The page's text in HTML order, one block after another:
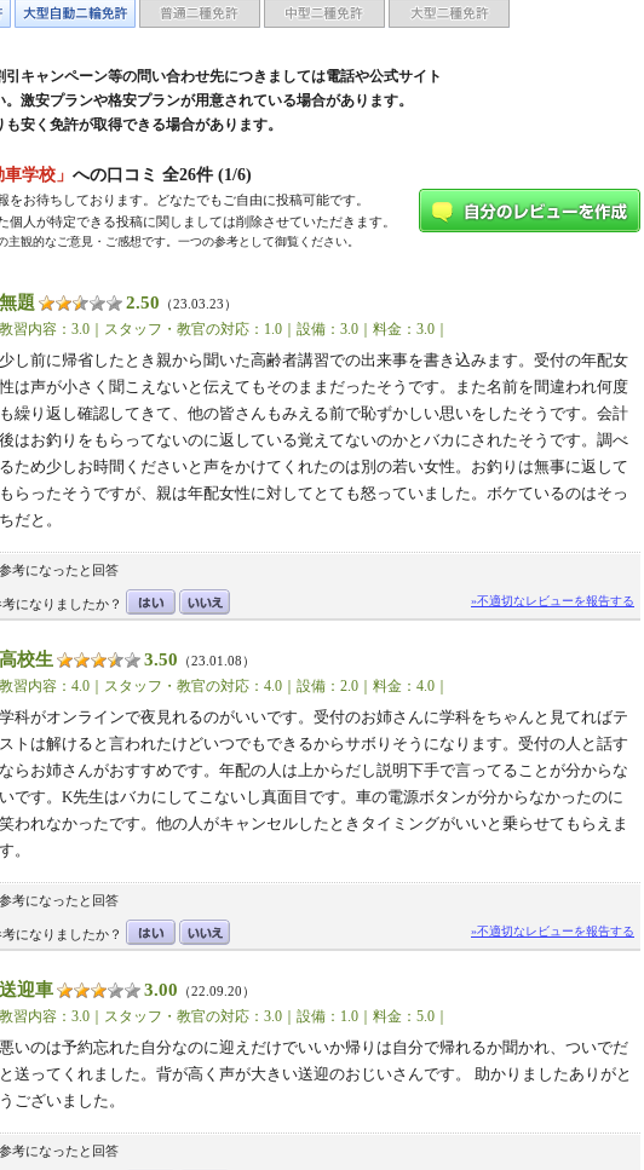
引キャンペーン等の問い合わせ先につきましては電話や公式サイト
。激安プランや格安プランが用意されている場合があります。
安く免許が取得できる場合があります。
車学校」 への口コミ 全26件 (1/6)
をお待ちしております。どなたでもご自由に投稿可能です。
個人が特定できる投稿に関しましては削除させていただきます。
主観的なご意見・ご感想です。一つの参考として御覧ください。
無題 2.50 （23.03.23）
教習内容：3.0｜スタッフ・教官の対応：1.0｜設備：3.0｜料金：3.0｜
少し前に帰省したとき親から聞いた高齢者講習での出来事を書き込みます。受付の年配女
性は声が小さく聞こえないと伝えてもそのままだったそうです。また名前を間違われ何度
も繰り返し確認してきて、他の皆さんもみえる前で恥ずかしい思いをしたそうです。会計
後はお釣りをもらってないのに返している覚えてないのかとバカにされたそうです。調べ
るため少しお時間くださいと声をかけてくれたのは別の若い女性。お釣りは無事に返して
もらったそうですが、親は年配女性に対してとても怒っていました。ボケているのはそっ
ちだと。
考になったと回答
になりましたか？ »不適切なレビューを報告する
高校生 3.50 （23.01.08）
教習内容：4.0｜スタッフ・教官の対応：4.0｜設備：2.0｜料金：4.0｜
学科がオンラインで夜見れるのがいいです。受付のお姉さんに学科をちゃんと見てればテ
ストは解けると言われたけどいつでもできるからサボりそうになります。受付の人と話す
ならお姉さんがおすすめです。年配の人は上からだし説明下手で言ってることが分からな
いです。K先生はバカにしてこないし真面目です。車の電源ボタンが分からなかったのに
笑われなかったです。他の人がキャンセルしたときタイミングがいいと乗らせてもらえま
す。
考になったと回答
になりましたか？ »不適切なレビューを報告する
送迎車 3.00 （22.09.20）
教習内容：3.0｜スタッフ・教官の対応：3.0｜設備：1.0｜料金：5.0｜
悪いのは予約忘れた自分なのに迎えだけでいいか帰りは自分で帰れるか聞かれ、ついでだ
と送ってくれました。背が高く声が大きい送迎のおじいさんです。 助かりましたありがと
うございました。
考になったと回答